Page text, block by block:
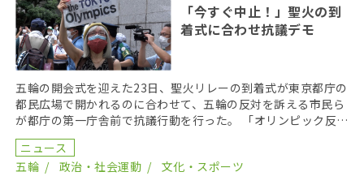
「今すぐ中止！」聖火の到
着式に合わせ抗議デモ
五輪の開会式を迎えた23日、聖火リレーの到着式が東京都庁の
都民広場で開かれるのに合わせて、五輪の反対を訴える市民ら
が都庁の第一庁舎前で抗議行動を行った。 「オリンピック反
対」 「今すぐ火を消せ」 「ノーモアオリンピック」 […]
ニュース
五輪
政治・社会運動 文化・スポーツ